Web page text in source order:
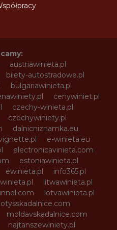
austriawinieta.pl
bilety-autostradowe.pl
bulgariawinieta.pl
cenywiniet.pl
czechy-winieta.pl
czechywiniety.pl
dalnicniznamka.eu
e-winieta.eu
electronicavinieta.com
estoniawinieta.pl
ewinieta.pl
info365.pl
litwawinieta.pl
lotvawinieta.pl
lotysskadalnice.com
moldavskadalnice.com
najtanszewiniety.pl